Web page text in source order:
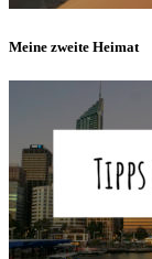
Meine zweite Heimat